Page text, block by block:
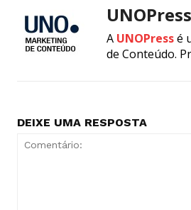
UNOPress
A UNOPressé
de Conteúdo.
DEIXE UMA RESPOSTA